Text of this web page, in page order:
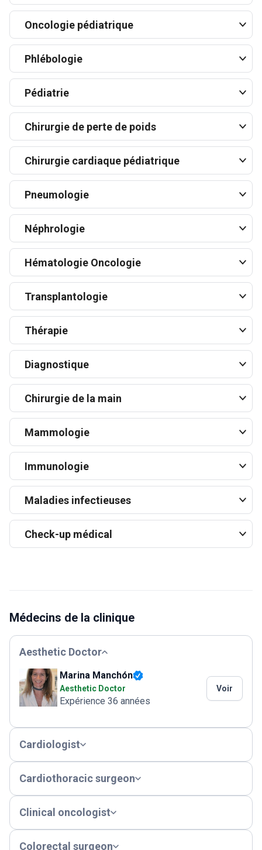
Oncologie pédiatrique
Phlébologie
Pédiatrie
Chirurgie de perte de poids
Chirurgie cardiaque pédiatrique
Pneumologie
Néphrologie
Hématologie Oncologie
Transplantologie
Thérapie
Diagnostique
Chirurgie de la main
Mammologie
Immunologie
Maladies infectieuses
Check-up médical
Médecins de la clinique
Aesthetic Doctor
Marina Manchón
Aesthetic Doctor
Expérience 36 années
Voir
Cardiologist
Cardiothoracic surgeon
Clinical oncologist
Colorectal surgeon